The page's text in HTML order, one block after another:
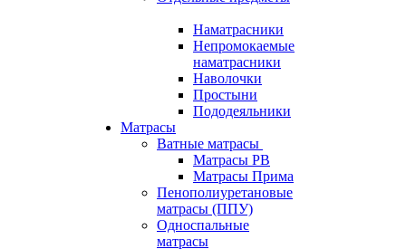
Наматрасники
Непромокаемые
наматрасники
Наволочки
Простыни
Пододеяльники
Матрасы
Ватные матрасы
Матрасы РВ
Матрасы Прима
Пенополиуретановые
матрасы (ППУ)
Односпальные
матрасы